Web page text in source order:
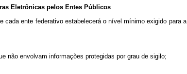
Eletrônicas pelos Entes Públicos
ente federativo estabelecerá o nível mínimo exigido para
não envolvam informações protegidas por grau de sigilo;